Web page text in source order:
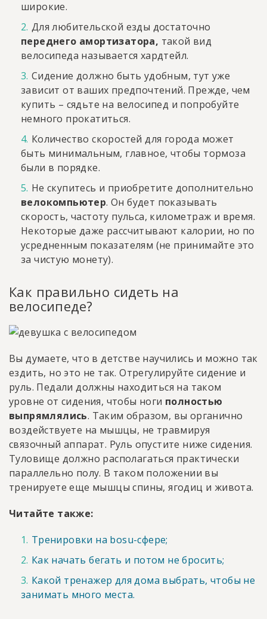
широкие.
Для любительской езды достаточно
переднего амортизатора, такой вид
велосипеда называется хардтейл.
Сидение должно быть удобным, тут уже
зависит от ваших предпочтений. Прежде, чем
купить – сядьте на велосипед и попробуйте
немного прокатиться.
Количество скоростей для города может
быть минимальным, главное, чтобы тормоза
были в порядке.
Не скупитесь и приобретите дополнительно
велокомпьютер. Он будет показывать
скорость, частоту пульса, километраж и время.
Некоторые даже рассчитывают калории, но по
усредненным показателям (не принимайте это
за чистую монету).
Как правильно сидеть на
велосипеде?
Вы думаете, что в детстве научились и можно так
ездить, но это не так. Отрегулируйте сидение и
руль. Педали должны находиться на таком
уровне от сидения, чтобы ноги полностью
выпрямлялись. Таким образом, вы органично
воздействуете на мышцы, не травмируя
связочный аппарат. Руль опустите ниже сидения.
Туловище должно располагаться практически
параллельно полу. В таком положении вы
тренируете еще мышцы спины, ягодиц и живота.
Читайте также:
Тренировки на bosu-сфере;
Как начать бегать и потом не бросить;
Какой тренажер для дома выбрать, чтобы не
занимать много места.